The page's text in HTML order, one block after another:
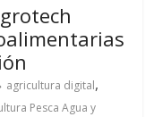
agricultura digital,
Pesca Agua y